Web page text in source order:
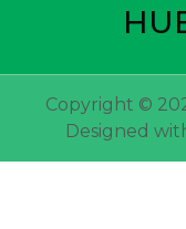
Copyright ©
Designed